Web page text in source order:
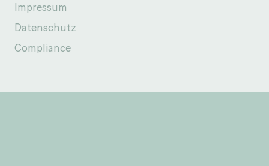
Impressum
Datenschutz
Compliance